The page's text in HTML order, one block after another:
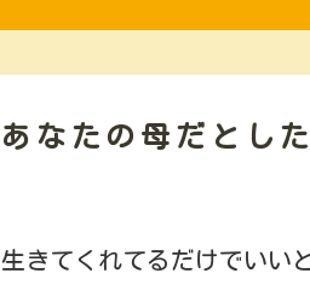
あなたの母だとし
生きてくれてるだけでいい